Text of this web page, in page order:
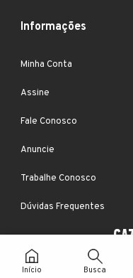
Informações
Minha Conta
Assine
Fale Conosco
Anuncie
Trabalhe Conosco
Dúvidas Frequentes
Início Busca